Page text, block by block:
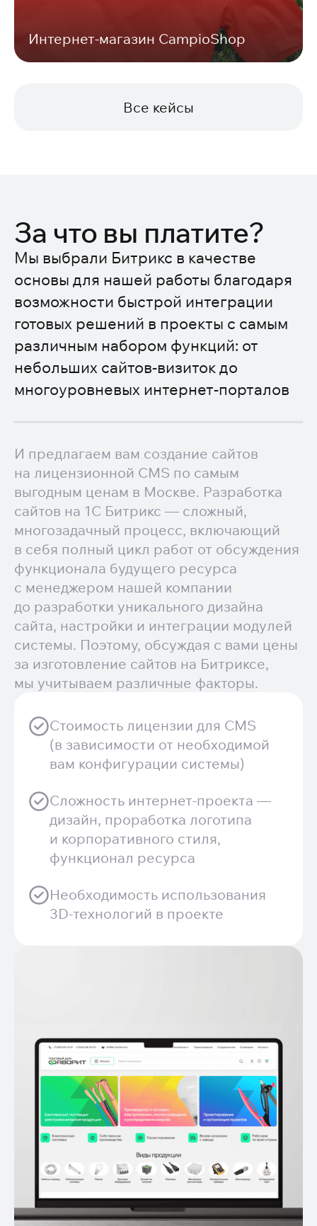
Интернет-магазин CampioShop
Все кейсы
За что вы платите?
Мы выбрали Битрикс в качестве
основы для нашей работы благодаря
возможности быстрой интеграции
готовых решений в проекты с самым
различным набором функций: от
небольших сайтов-визиток до
многоуровневых интернет-порталов
И предлагаем вам создание сайтов
на лицензионной CMS по самым
выгодным ценам в Москве. Разработка
сайтов на 1С Битрикс — сложный,
многозадачный процесс, включающий
в себя полный цикл работ от обсуждения
функционала будущего ресурса
с менеджером нашей компании
до разработки уникального дизайна
сайта, настройки и интеграции модулей
системы. Поэтому, обсуждая с вами цены
за изготовление сайтов на Битриксе,
мы учитываем различные факторы.
Стоимость лицензии для CMS
(в зависимости от необходимой
вам конфигурации системы)
Сложность интернет-проекта —
дизайн, проработка логотипа
и корпоративного стиля,
функционал ресурса
Необходимость использования
3D-технологий в проекте